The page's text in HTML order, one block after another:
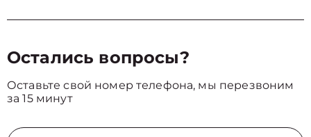
Остались вопросы?
Оставьте свой номер телефона, мы перезвоним
за 15 минут